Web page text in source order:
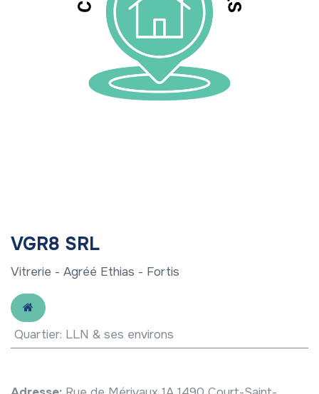
VGR8 SRL
Vitrerie - Agréé Ethias - Fortis
Quartier: LLN & ses environs